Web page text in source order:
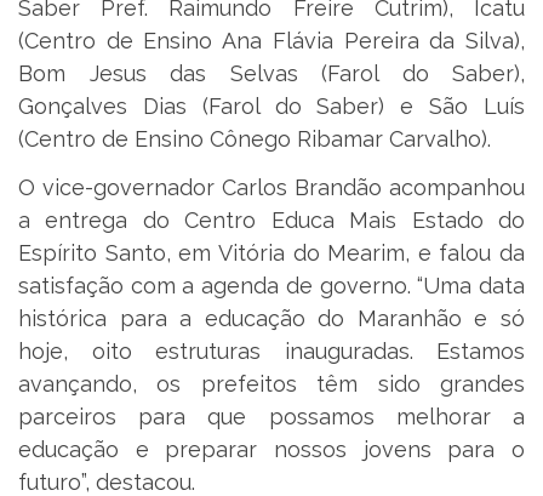
Saber Pref. Raimundo Freire Cutrim), Icatu
(Centro de Ensino Ana Flávia Pereira da Silva),
Bom Jesus das Selvas (Farol do Saber),
Gonçalves Dias (Farol do Saber) e São Luís
(Centro de Ensino Cônego Ribamar Carvalho).
O vice-governador Carlos Brandão acompanhou
a entrega do Centro Educa Mais Estado do
Espírito Santo, em Vitória do Mearim, e falou da
satisfação com a agenda de governo. “Uma data
histórica para a educação do Maranhão e só
hoje, oito estruturas inauguradas. Estamos
avançando, os prefeitos têm sido grandes
parceiros para que possamos melhorar a
educação e preparar nossos jovens para o
futuro”, destacou.